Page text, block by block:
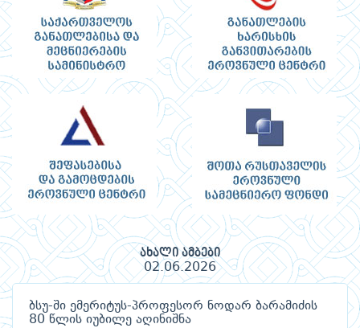
ახალი ამბები
02.06.2026
ბსუ-ში ემერიტუს-პროფესორ ნოდარ ბარამიძის
80 წლის იუბილე აღინიშნა